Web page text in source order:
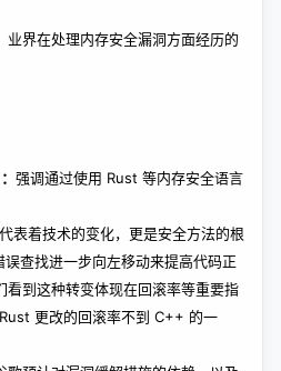
业界在处理内存安全漏洞方面经历的
强调通过使用 Rust 等内存安全语言
表着技术的变化，更是安全方法的根
查找进一步向左移动来提高代码正
看到这种转变体现在回滚率等重要指
更改的回滚率不到 C++ 的一